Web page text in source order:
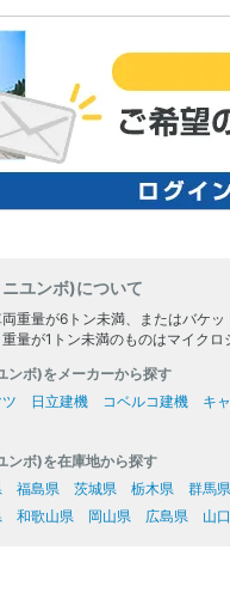
ユンボ)について
重量が6トン未満、またはバケ
量が1トン未満のものはマイクロ
ンボ)をメーカーから探す
日立建機 コベルコ建機 キ
ンボ)を在庫地から探す
福島県 茨城県 栃木県 群馬県
和歌山県 岡山県 広島県 山